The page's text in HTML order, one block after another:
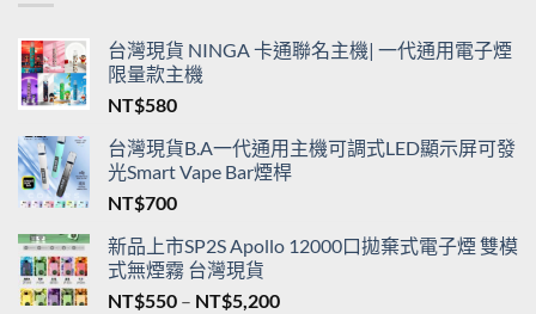
台灣現貨 NINGA 卡通聯名主機| 一代通用電子煙
限量款主機
NT$580
台灣現貨B.A一代通用主機可調式LED顯示屏可發
光Smart Vape Bar煙桿
NT$700
新品上市SP2S Apollo 12000口拋棄式電子煙 雙模
式無煙霧 台灣現貨
NT$550 – NT$5,200價